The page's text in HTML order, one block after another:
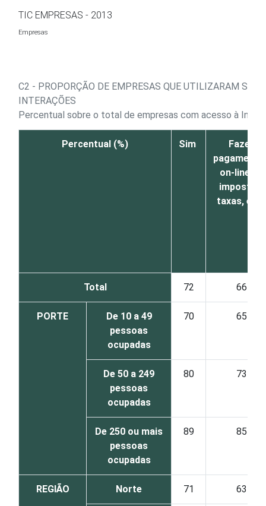
TIC EMPRESAS - 2013
Empresas
C2 - PROPORÇÃO DE EMPRESAS QUE UTILIZARAM
INTERAÇÕES
Percentual sobre o total de empresas com acesso à
Percentual (%) Sim
Fazer
on-line de
impostos,
taxas, etc.
Total 72 66
PORTE
De 10 a 49
pessoas
ocupadas
70 65
De 50 a 249
pessoas
ocupadas
80 73
De 250 ou mais
pessoas
ocupadas
89 85
REGIÃO Norte 71 63